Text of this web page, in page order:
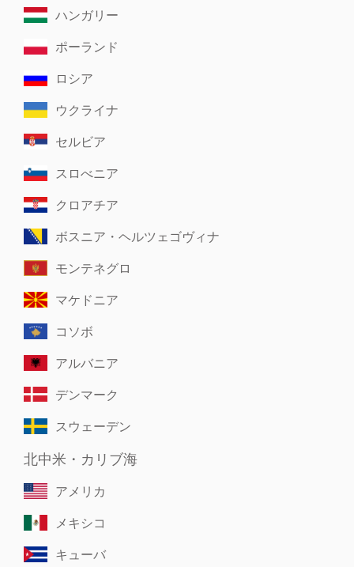
ハンガリー
ポーランド
ロシア
ウクライナ
セルビア
スロべニア
クロアチア
ボスニア・ヘルツェゴヴィナ
モンテネグロ
マケドニア
コソボ
アルバニア
デンマーク
スウェーデン
北中米・カリブ海
アメリカ
メキシコ
キューバ